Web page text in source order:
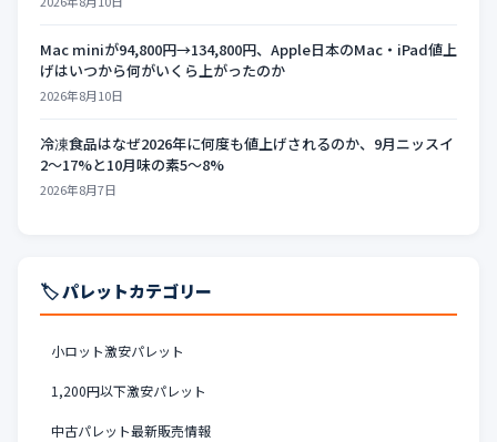
Mac miniが94,800円→134,800円、Apple日本のMac・iPad値上
げはいつから何がいくら上がったのか
2026年8月10日
冷凍食品はなぜ2026年に何度も値上げされるのか、9月ニッスイ
2〜17%と10月味の素5〜8%
2026年8月7日
🏷️ パレットカテゴリー
小ロット激安パレット
1,200円以下激安パレット
中古パレット最新販売情報